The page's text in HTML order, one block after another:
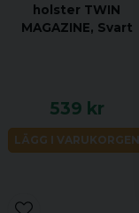
holster TWIN
MAGAZINE, Svart
539 kr
LÄGG I VARUKORGEN